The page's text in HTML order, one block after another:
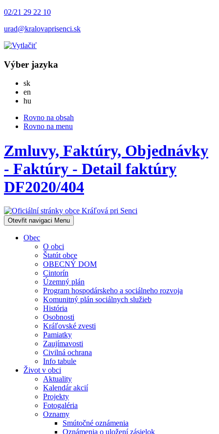
02/21 29 22 10
urad@kralovaprisenci.sk
Výber jazyka
skSlovensky
en
hu
Rovno na obsah
Rovno na menu
Zmluvy, Faktúry, Objednávky
- Faktúry - Detail faktúry
DF2020/404
Otevřit navigaci Menu
Obec
O obci
Štatút obce
OBECNÝ DOM
Cintorín
Územný plán
Program hospodárskeho a sociálneho rozvoja
Komunitný plán sociálnych služieb
História
Osobnosti
Kráľovské zvesti
Pamiatky
Zaujímavosti
Civilná ochrana
Info tabule
Život v obci
Aktuality
Kalendár akcií
Projekty
Fotogaléria
Oznamy
Smútočné oznámenia
Oznámenia o uložení zásielok